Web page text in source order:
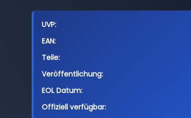
UVP:
EAN:
Teile:
Veröffentlichung:
EOL Datum:
Offiziell verfügbar: